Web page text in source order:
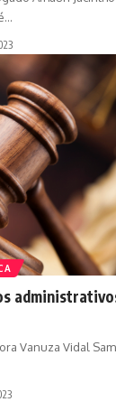
Vanuza Vidal